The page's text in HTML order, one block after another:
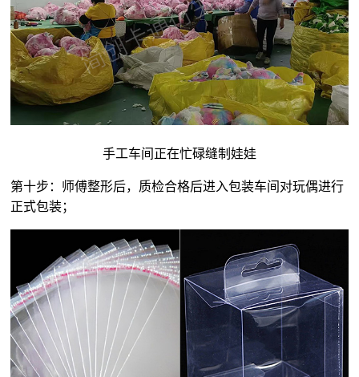
手工车间正在忙碌缝制娃娃
第十步：师傅整形后，质检合格后进入包装车间对玩偶进行
正式包装；